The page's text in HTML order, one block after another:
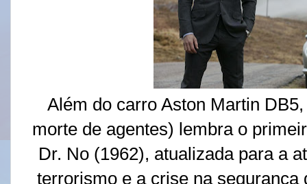
Além do carro Aston Martin
morte de agentes) lembra o
Dr. No (1962), atualizada para a
terrorismo e a crise na segurança